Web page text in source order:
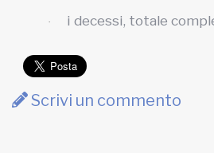
· i decessi, totale
Scrivi un commento